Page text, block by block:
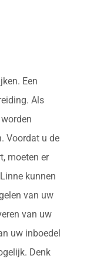
Een
Als
Voordat u de
moeten er
kunnen
van uw
van uw
uw inboedel
Denk